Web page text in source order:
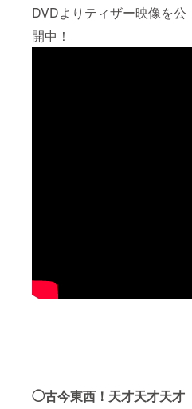
DVDよりティザー映像を公
開中！
◯古今東西！天才天才天才